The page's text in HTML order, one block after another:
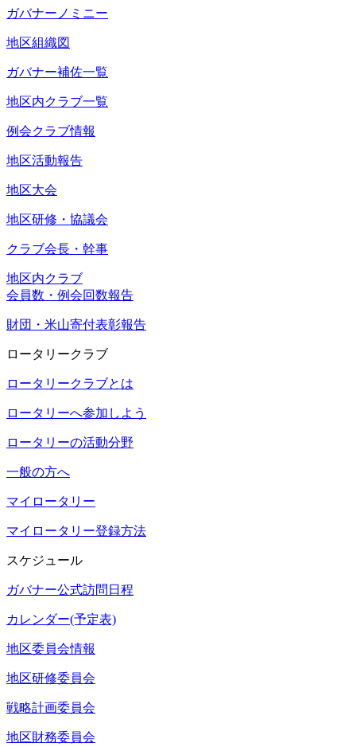
ガバナーノミニー
地区組織図
ガバナー補佐一覧
地区内クラブ一覧
例会クラブ情報
地区活動報告
地区大会
地区研修・協議会
クラブ会長・幹事
地区内クラブ
会員数・例会回数報告
財団・米山寄付表彰報告
ロータリークラブ
ロータリークラブとは
ロータリーへ参加しよう
ロータリーの活動分野
一般の方へ
マイロータリー
マイロータリー登録方法
スケジュール
ガバナー公式訪問日程
カレンダー(予定表)
地区委員会情報
地区研修委員会
戦略計画委員会
地区財務委員会